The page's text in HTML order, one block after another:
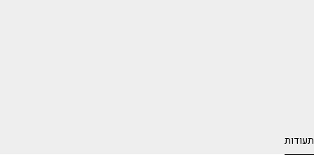
תעודות